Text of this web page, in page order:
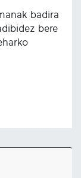
badira
bere